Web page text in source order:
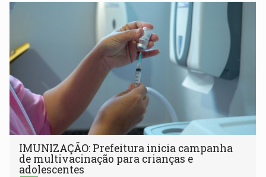
IMUNIZAÇÃO: Prefeitura inicia campanha
de multivacinação para crianças e
adolescentes